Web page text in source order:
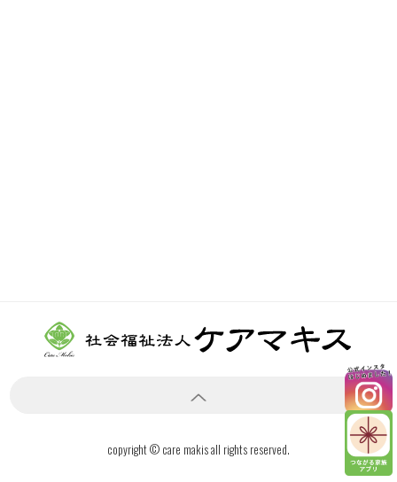
copyright © care makis all rights reserved.